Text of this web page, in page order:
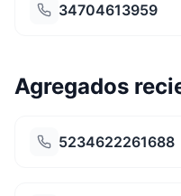
34704613959
Agregados
5234622261688